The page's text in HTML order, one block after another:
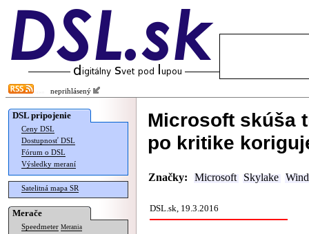
neprihlásený
DSL pripojenie
Ceny DSL
Dostupnosť DSL
Fórum o DSL
Výsledky meraní
Satelitná mapa SR
Merače
Speedmeter Merania
Microsoft skúša
po kritike
Značky: Microsoft Skylake
DSL.sk, 19.3.2016